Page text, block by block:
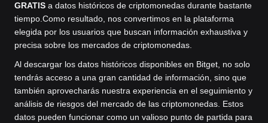
GRATIS a datos históricos de criptomonedas durante bastante
tiempo.Como resultado, nos convertimos en la plataforma
elegida por los usuarios que buscan información exhaustiva y
precisa sobre los mercados de criptomonedas.
Al descargar los datos históricos disponibles en Bitget, no solo
tendrás acceso a una gran cantidad de información, sino que
también aprovecharás nuestra experiencia en el seguimiento y
análisis de riesgos del mercado de las criptomonedas. Estos
datos pueden funcionar como un valioso punto de partida para